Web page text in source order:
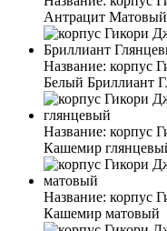
Антрацит Матовый
Название: корпус
Белый Бриллиант
Название: корпус
Кашемир
Название: корпус
Кашемир матовый